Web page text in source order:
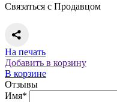
Связаться с Продавцом
На печать
Добавить в корзину
В корзине
Отзывы
Имя*